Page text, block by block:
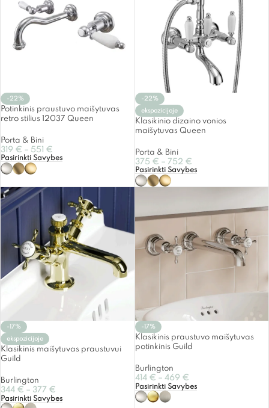
-22%
Potinkinis praustuvo maišytuvas
retro stilius 12037 Queen
Porta & Bini
319 € – 551 €
Pasirinkti Savybes
-22%
ekspozicijoje
Klasikinio dizaino vonios
maišytuvas Queen
Porta & Bini
375 € – 752 €
Pasirinkti Savybes
-17%
ekspozicijoje
Klasikinis maišytuvas praustuvui
Guild
Burlington
344 € – 377 €
Pasirinkti Savybes
-17%
Klasikinis praustuvo maišytuvas
potinkinis Guild
Burlington
414 € – 469 €
Pasirinkti Savybes